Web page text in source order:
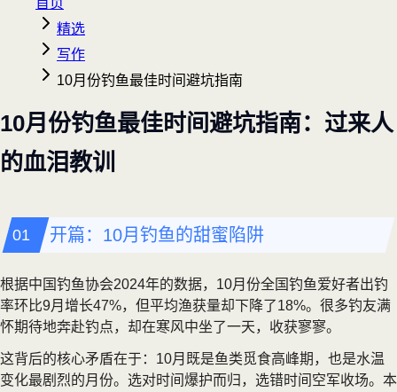
精选
写作
10月份钓鱼最佳时间避坑指南
10月份钓鱼最佳时间避坑指南：过来人
的血泪教训
开篇：10月钓鱼的甜蜜陷阱
根据中国钓鱼协会2024年的数据，10月份全国钓鱼爱好者出钓
率环比9月增长47%，但平均渔获量却下降了18%。很多钓友满
怀期待地奔赴钓点，却在寒风中坐了一天，收获寥寥。
这背后的核心矛盾在于：10月既是鱼类觅食高峰期，也是水温
变化最剧烈的月份。选对时间爆护而归，选错时间空军收场。本